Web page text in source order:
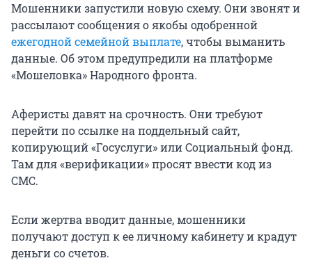
Мошенники запустили новую схему. Они звонят и
рассылают сообщения о якобы одобренной
ежегодной семейной выплате, чтобы выманить
данные. Об этом предупредили на платформе
«Мошеловка» Народного фронта.
Аферисты давят на срочность. Они требуют
перейти по ссылке на поддельный сайт,
копирующий «Госуслуги» или Социальный фонд.
Там для «верификации» просят ввести код из
СМС.
Если жертва вводит данные, мошенники
получают доступ к ее личному кабинету и крадут
деньги со счетов.